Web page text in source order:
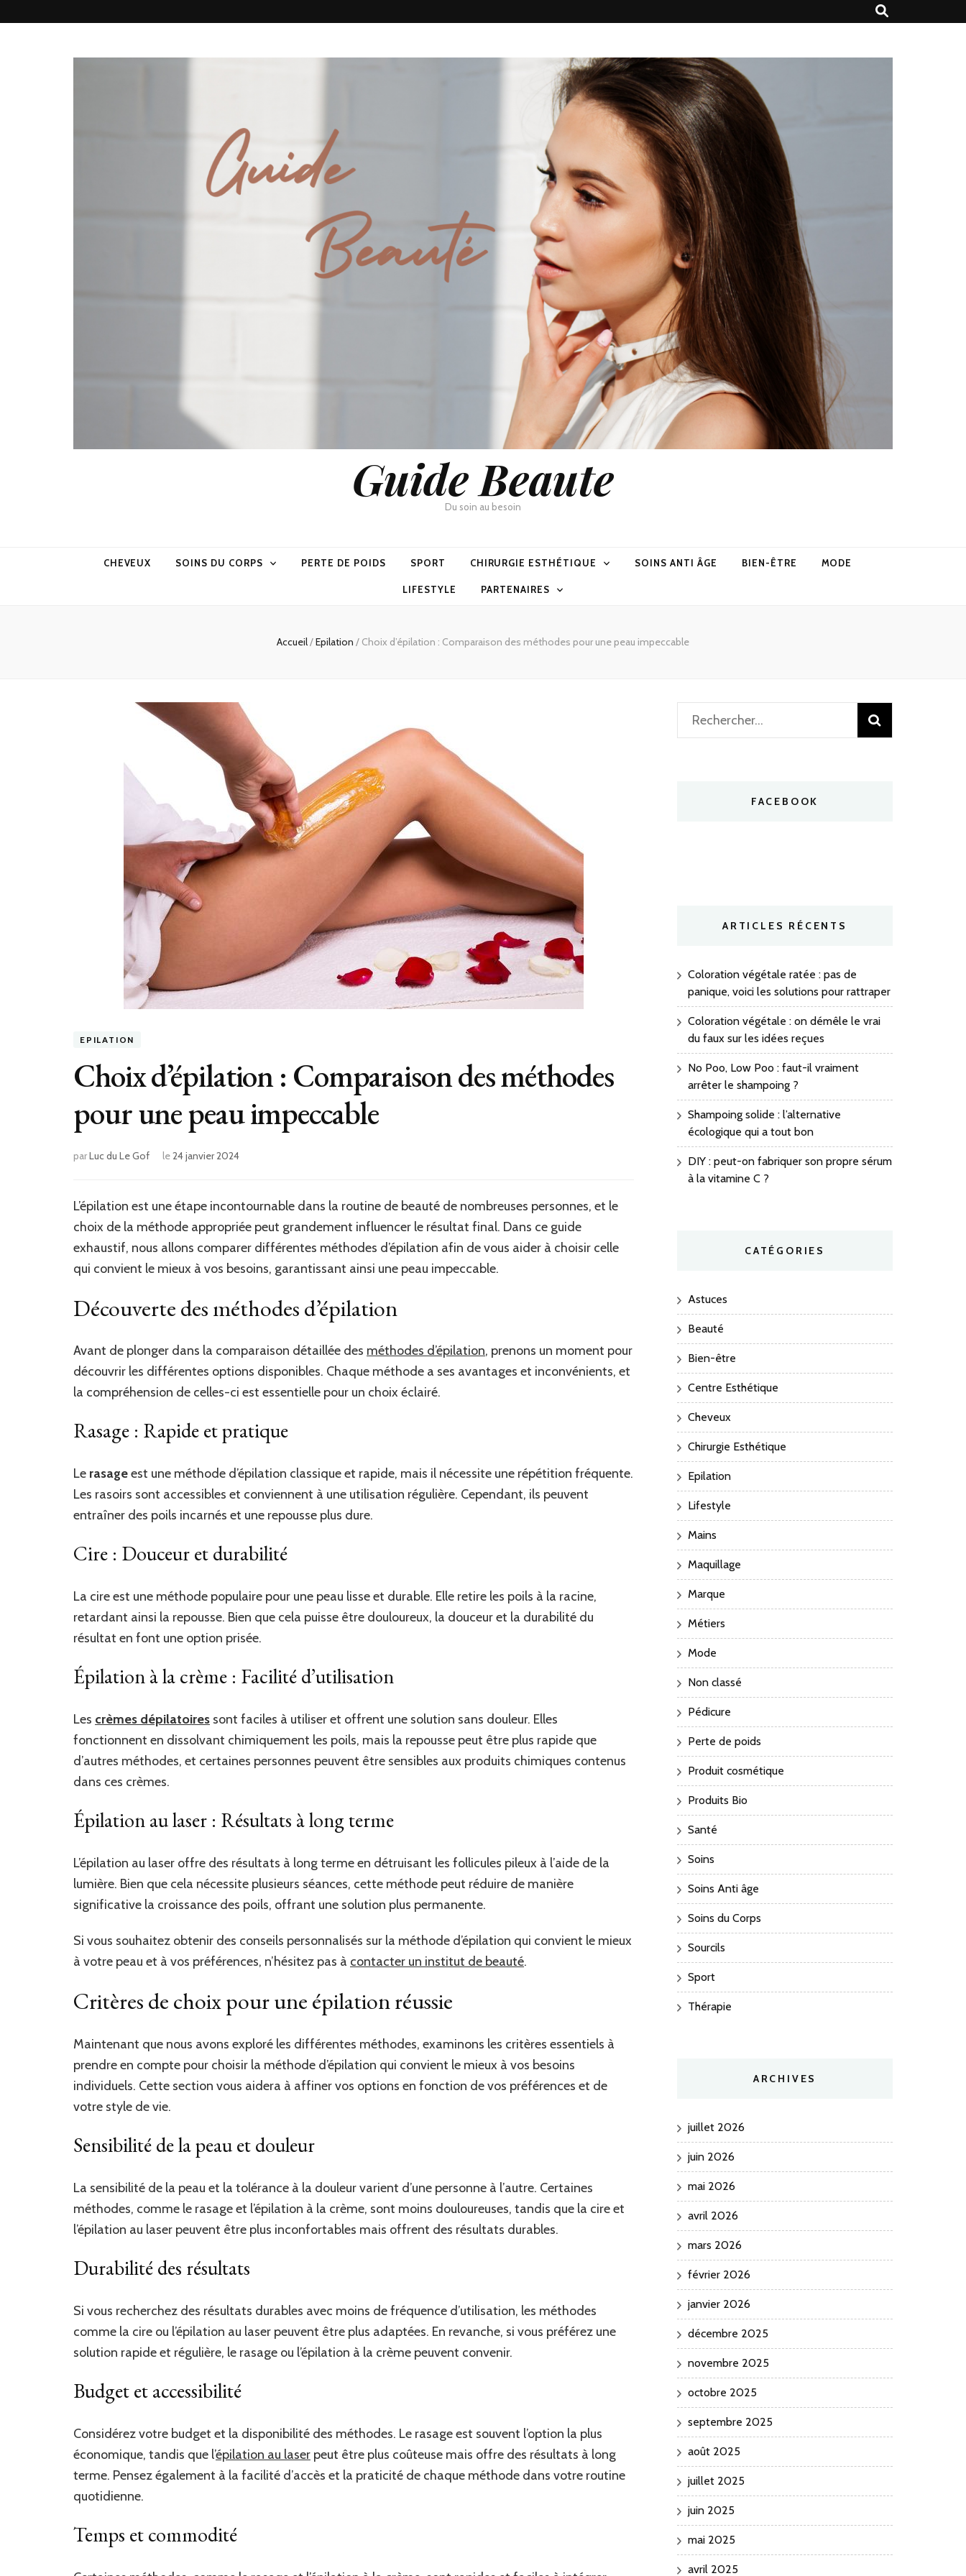
Guide Beaute
Du soin au besoin
CHEVEUX SOINS DU CORPS PERTE DE POIDS SPORT CHIRURGIE ESTHÉTIQUE SOINS ANTI ÂGE BIEN-ÊTRE MODE
LIFESTYLE PARTENAIRES
Accueil/Epilation / Choix d’épilation : Comparaison des méthodes pour une peau impeccable
EPILATION
Choix d’épilation : Comparaison des méthodes
pour une peau impeccable
parLuc du Le Gof le24 janvier 2024
L’épilation est une étape incontournable dans la routine de beauté de nombreuses personnes, et le
choix de la méthode appropriée peut grandement influencer le résultat final. Dans ce guide
exhaustif, nous allons comparer différentes méthodes d’épilation afin de vous aider à choisir celle
qui convient le mieux à vos besoins, garantissant ainsi une peau impeccable.
Découverte des méthodes d’épilation
Avant de plonger dans la comparaison détaillée des méthodes d’épilation, prenons un moment pour
découvrir les différentes options disponibles. Chaque méthode a ses avantages et inconvénients, et
la compréhension de celles-ci est essentielle pour un choix éclairé.
Rasage : Rapide et pratique
Le rasageest une méthode d’épilation classique et rapide, mais il nécessite une répétition fréquente.
Les rasoirs sont accessibles et conviennent à une utilisation régulière. Cependant, ils peuvent
entraîner des poils incarnés et une repousse plus dure.
Cire : Douceur et durabilité
La cire est une méthode populaire pour une peau lisse et durable. Elle retire les poils à la racine,
retardant ainsi la repousse. Bien que cela puisse être douloureux, la douceur et la durabilité du
résultat en font une option prisée.
Épilation à la crème : Facilité d’utilisation
Les crèmes dépilatoires sont faciles à utiliser et offrent une solution sans douleur. Elles
fonctionnent en dissolvant chimiquement les poils, mais la repousse peut être plus rapide que
d’autres méthodes, et certaines personnes peuvent être sensibles aux produits chimiques contenus
dans ces crèmes.
Épilation au laser : Résultats à long terme
L’épilation au laser offre des résultats à long terme en détruisant les follicules pileux à l’aide de la
lumière. Bien que cela nécessite plusieurs séances, cette méthode peut réduire de manière
significative la croissance des poils, offrant une solution plus permanente.
Si vous souhaitez obtenir des conseils personnalisés sur la méthode d’épilation qui convient le mieux
à votre peau et à vos préférences, n’hésitez pas à contacter un institut de beauté.
Critères de choix pour une épilation réussie
Maintenant que nous avons exploré les différentes méthodes, examinons les critères essentiels à
prendre en compte pour choisir la méthode d’épilation qui convient le mieux à vos besoins
individuels. Cette section vous aidera à affiner vos options en fonction de vos préférences et de
votre style de vie.
Sensibilité de la peau et douleur
La sensibilité de la peau et la tolérance à la douleur varient d’une personne à l’autre. Certaines
méthodes, comme le rasage et l’épilation à la crème, sont moins douloureuses, tandis que la cire et
l’épilation au laser peuvent être plus inconfortables mais offrent des résultats durables.
Durabilité des résultats
Si vous recherchez des résultats durables avec moins de fréquence d’utilisation, les méthodes
comme la cire ou l’épilation au laser peuvent être plus adaptées. En revanche, si vous préférez une
solution rapide et régulière, le rasage ou l’épilation à la crème peuvent convenir.
Budget et accessibilité
Considérez votre budget et la disponibilité des méthodes. Le rasage est souvent l’option la plus
économique, tandis que l’épilation au laser peut être plus coûteuse mais offre des résultats à long
terme. Pensez également à la facilité d’accès et la praticité de chaque méthode dans votre routine
quotidienne.
Temps et commodité
Rechercher :
FACEBOOK
ARTICLES RÉCENTS
Coloration végétale ratée : pas de
panique, voici les solutions pour rattraper
Coloration végétale : on démêle le vrai
du faux sur les idées reçues
No Poo, Low Poo : faut-il vraiment
arrêter le shampoing ?
Shampoing solide : l’alternative
écologique qui a tout bon
DIY : peut-on fabriquer son propre sérum
à la vitamine C ?
CATÉGORIES
Astuces
Beauté
Bien-être
Centre Esthétique
Cheveux
Chirurgie Esthétique
Epilation
Lifestyle
Mains
Maquillage
Marque
Métiers
Mode
Non classé
Pédicure
Perte de poids
Produit cosmétique
Produits Bio
Santé
Soins
Soins Anti âge
Soins du Corps
Sourcils
Sport
Thérapie
ARCHIVES
juillet 2026
juin 2026
mai 2026
avril 2026
mars 2026
février 2026
janvier 2026
décembre 2025
novembre 2025
octobre 2025
septembre 2025
août 2025
juillet 2025
juin 2025
mai 2025
avril 2025